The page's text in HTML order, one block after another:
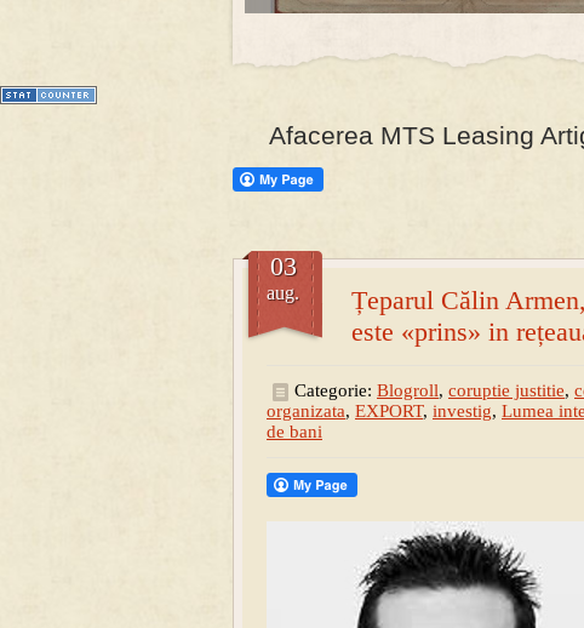
Afacerea MTS Leasing
Țeparul Călin
este «prins» in
03
aug.
Categorie: Blogroll, coruptie justitie,
organizata, EXPORT, investig, Lumea
de bani